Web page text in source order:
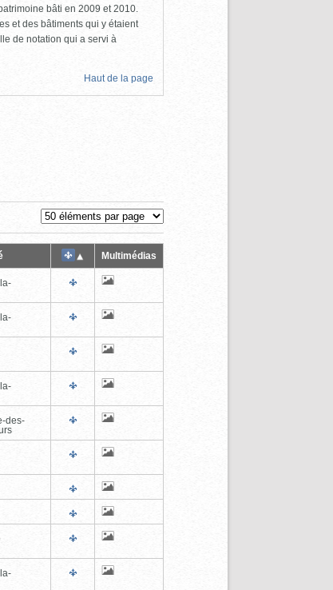
bâti en 2009 et 2010.
et des bâtiments qui y étaient
de notation qui a servi à
Haut de la page
Multimédias
des-